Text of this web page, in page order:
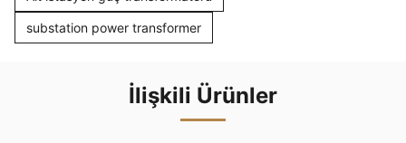
substation power transformer
İlişkili Ürünler